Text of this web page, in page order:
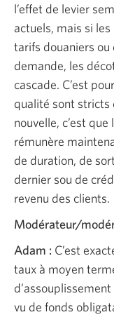
l’effet de levier
actuels, mais si
tarifs douaniers ou
demande, les
cascade. C’est
qualité sont stricts
nouvelle, c’est
rémunère
de duration, de
dernier sou de
revenu des clients.
Modérateur/
Adam : C’est
taux à moyen
vu de fonds